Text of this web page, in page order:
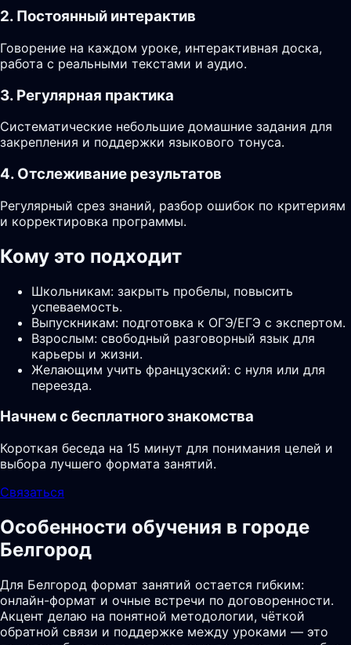
2. Постоянный интерактив
Говорение на каждом уроке, интерактивная доска,
работа с реальными текстами и аудио.
3. Регулярная практика
Систематические небольшие домашние задания для
закрепления и поддержки языкового тонуса.
4. Отслеживание результатов
Регулярный срез знаний, разбор ошибок по критериям
и корректировка программы.
Кому это подходит
Школьникам: закрыть пробелы, повысить
успеваемость.
Выпускникам: подготовка к ОГЭ/ЕГЭ с экспертом.
Взрослым: свободный разговорный язык для
карьеры и жизни.
Желающим учить французский: с нуля или для
переезда.
Начнем с бесплатного знакомства
Короткая беседа на 15 минут для понимания целей и
выбора лучшего формата занятий.
Связаться
Особенности обучения в городе
Белгород
Для Белгород формат занятий остается гибким:
онлайн-формат и очные встречи по договоренности.
Акцент делаю на понятной методологии, чёткой
обратной связи и поддержке между уроками — это